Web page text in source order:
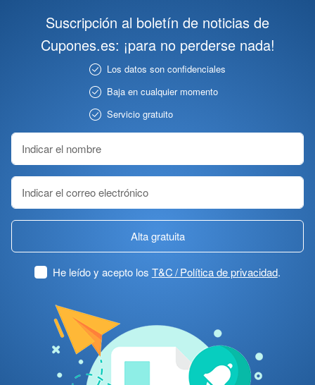
Suscripción al boletín de noticias de
Cupones.es: ¡para no perderse nada!
Los datos son confidenciales
Baja en cualquier momento
Servicio gratuito
Alta gratuita
He leído y acepto los T&C / Política de privacidad.